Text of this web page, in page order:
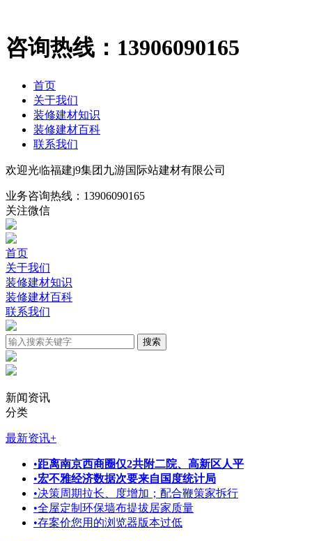
咨询热线： 13906090165
首页
关于我们
装修建材知识
装修建材百科
联系我们
欢迎光临福建j9集团九游国际站建材有限公司
业务咨询热线： 13906090165
关注微信
首页
关于我们
装修建材知识
装修建材百科
联系我们
新闻资讯
分类
最新资讯+
•距离南京西商圈仅2共附二院、高新区人平
•宏不雅经济数据次要来自国度统计局
•决策周期拉长、度增加；配合鞭策家拆行
•全屋定制环保墙布提拔居家质量
•存案价您用的浏览器版本过低